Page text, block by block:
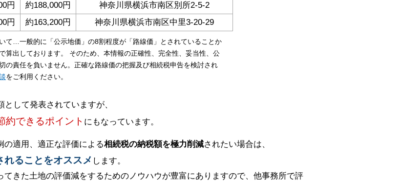
円 約188,000円
神奈川県横浜市南区別所2-5-2
円 約163,200円 神奈川県横浜市南区中里3-20-29
て…一般的に「公示地価」の8割程度が「路線価」とされていることか
算出しております。 そのため、本情報の正確性、完全性、妥当性、公
の責任を負いません。正確な路線価の把握及び相続税申告を検討され
をご利用ください。
して発表されていますが、
約できるポイント にもなっています。
適用、適正な評価による相続税の納税額を極力削減されたい場合は、
ることをオススメ します。
きた土地の評価減をするためのノウハウが豊富にありますので、他事務所で評